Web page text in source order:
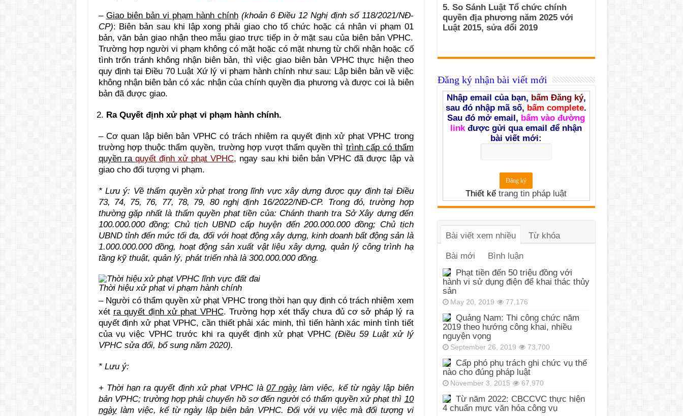
– Giao biên bản vi phạm hành chính (khoản 6 Điều 12 Nghị định số 118/2021/NĐ-
CP): Biên bản sau khi lập xong phải giao cho tổ chức hoặc cá nhân vi phạm 01
bản, văn bản giao nhận theo mẫu giao trực tiếp in ở mặt sau của biên bản VPHC.
Trường hợp người vi phạm không có mặt hoặc có mặt nhưng từ chối nhận hoặc cố
tình trốn tránh không nhận biên bản, thì việc giao biên bản VPHC thực hiện theo
quy định tại Điều 70 Luật Xứ lý vi phạm hành chính như sau: Lập biên bản về việc
không nhận biên bản có xác nhận của chính quyền địa phương và được coi là biên
bản đã được giao.
Ra Quyết định xử phạt vi phạm hành chính.
– Cơ quan lập biên bản VPHC có trách nhiệm ra quyết định xử phạt VPHC trong
trường hợp thuộc thẩm quyền, trường hợp vượt thẩm quyền thì trình cấp có thẩm
quyền ra quyết định xử phạt VPHC, ngay sau khi biên bản VPHC đã được lập và
giao cho đối tượng vi phạm.
* Lưu ý: Về thẩm quyền xử phạt trong lĩnh vực xây dựng được quy định tại Điều
73, 74, 75, 76, 77, 78, 79, 80 nghị định 16/2022/NĐ-CP. Trong đó, trường hợp
thường gặp nhất là thẩm quyền phạt tiền của: Chánh thanh tra Sở Xây dựng đến
100.000.000 đồng; Chủ tịch UBND cấp huyện đến 200.000.000 đồng; Chủ tịch
UBND tỉnh đến mức tối đa, đối với hoạt động xây dựng, kinh doanh bất động sản là
1.000.000.000 đồng, hoạt động sản xuất vật liệu xây dựng, quản lý công trình hạ
tầng kỹ thuật, quản lý, phát triển nhà là 300.000.000 đồng.
Thời hiệu xử phạt vi phạm hành chính
– Người có thẩm quyền xử phạt VPHC trong thời hạn quy định có trách nhiệm xem
xét ra quyết định xử phạt VPHC. Trường hợp xét thấy chưa đủ cơ sở pháp lý ra
quyết định xử phạt VPHC, cần thiết phải xác minh, thì tiến hành xác minh tình tiết
của vụ việc VPHC trước khi ra quyết định xử phạt VPHC (Điều 59 Luật xử lý
VPHC sửa đổi, bổ sung năm 2020).
* Lưu ý:
+ Thời hạn ra quyết định xử phạt VPHC là 07 ngàylàm việc, kể từ ngày lập biên
bản VPHC; trường hợp phải chuyển hồ sơ đến người có thẩm quyền xử phạt thì 10
ngàylàm việc, kể từ ngày lập biên bản VPHC. Đối với vụ việc mà đối tượng vi
5. So Sánh Luật Tổ chức chính
quyền địa phương năm 2025 với
Luật 2015, sửa đổi 2019
Đăng ký nhận bài viết mới
Nhập email của bạn, bấm Đăng ký,
sau đó nhập mã số, bấm complete.
Sau đó mở email, bấm vào đường
linkđược gửi qua email để nhận
bài viết mới:
Thiết kế trang tin pháp luật
Bài viết xem nhiều Từ khóa
Bài mới
Bình luận
Phạt tiền đến 50 triệu đồng với
hành vi sử dụng điện để khai thác thủy
sản
May 20, 2019 77,176
Quảng Nam: Thi công chức năm
2019 theo hướng công khai, nhiều
nguyện vọng
September 26, 2019 73,700
Cấp phó phụ trách ghi chức vụ thế
nào cho đúng pháp luật
November 3, 2015 67,970
Từ năm 2022: CBCCVC thực hiện
4 chuẩn mực văn hóa công vụ